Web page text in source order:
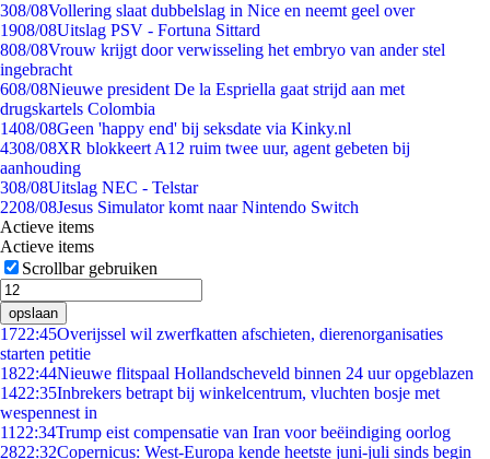
308/08Vollering slaat dubbelslag in Nice en neemt geel over
1908/08Uitslag PSV - Fortuna Sittard
808/08Vrouw krijgt door verwisseling het embryo van ander stel
ingebracht
608/08Nieuwe president De la Espriella gaat strijd aan met
drugskartels Colombia
1408/08Geen 'happy end' bij seksdate via Kinky.nl
4308/08XR blokkeert A12 ruim twee uur, agent gebeten bij
aanhouding
308/08Uitslag NEC - Telstar
2208/08Jesus Simulator komt naar Nintendo Switch
Actieve items
Actieve items
Scrollbar gebruiken
opslaan
1722:45Overijssel wil zwerfkatten afschieten, dierenorganisaties
starten petitie
1822:44Nieuwe flitspaal Hollandscheveld binnen 24 uur opgeblazen
1422:35Inbrekers betrapt bij winkelcentrum, vluchten bosje met
wespennest in
11 22:34Trump eist compensatie van Iran voor beëindiging oorlog
2822:32Copernicus: West-Europa kende heetste juni-juli sinds begin